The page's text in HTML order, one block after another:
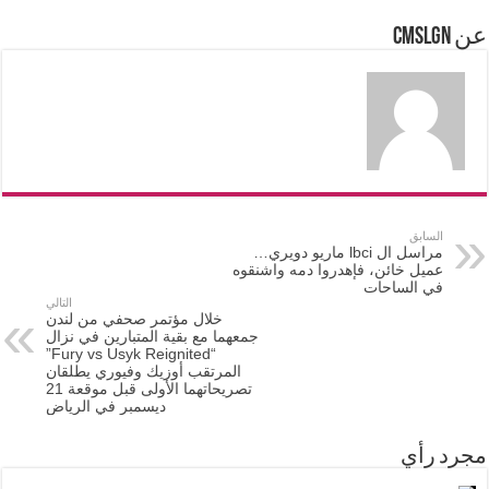
عن cmslgn
السابق
مراسل ال lbci ماريو دويري…
عميل خائن، فإهدروا دمه واشنقوه
في الساحات
التالي
خلال مؤتمر صحفي من لندن
جمعهما مع بقية المتبارين في نزال
“Fury vs Usyk Reignited”
المرتقب أوزيك وفيوري يطلقان
تصريحاتهما الأولى قبل موقعة 21
ديسمبر في الرياض
مجرد رأي